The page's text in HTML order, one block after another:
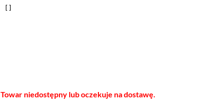
Towar niedostępny lub oczekuje na dostawę.